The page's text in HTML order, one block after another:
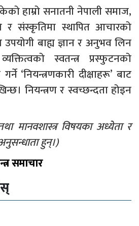
हाम्रो सनातनी नेपाली समाज,
र संस्कृतिमा स्थापित आचारको
बाह्य ज्ञान र अनुभव लिन
स्वतन्त्र प्रस्फुटनको
‘नियन्त्रणकारी दीक्षाहरू’ बाट
नियन्त्रण र स्वच्छन्दता होइन
मानवशास्त्र विषयकाअध्येतार
हुन्।)
समाचार